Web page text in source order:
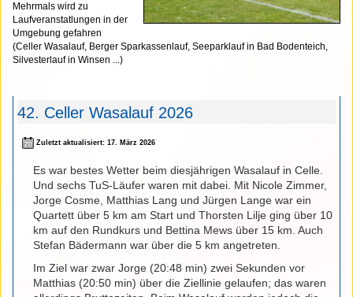
Mehrmals wird zu
Laufveranstatlungen in der
Umgebung gefahren
(Celler Wasalauf, Berger Sparkassenlauf, Seeparklauf in Bad Bodenteich,
Silvesterlauf in Winsen ...)
42. Celler Wasalauf 2026
Zuletzt aktualisiert: 17. März 2026
Es war bestes Wetter beim diesjährigen Wasalauf in Celle.
Und sechs TuS-Läufer waren mit dabei. Mit Nicole Zimmer,
Jorge Cosme, Matthias Lang und Jürgen Lange war ein
Quartett über 5 km am Start und Thorsten Lilje ging über 10
km auf den Rundkurs und Bettina Mews über 15 km. Auch
Stefan Bädermann war über die 5 km angetreten.
Im Ziel war zwar Jorge (20:48 min) zwei Sekunden vor
Matthias (20:50 min) über die Ziellinie gelaufen; das waren